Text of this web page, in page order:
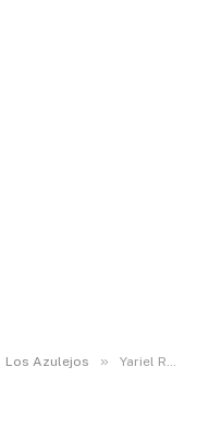
Los Azulejos » Yariel Rodríguez logra su segunda victoria de la temporada en MLB